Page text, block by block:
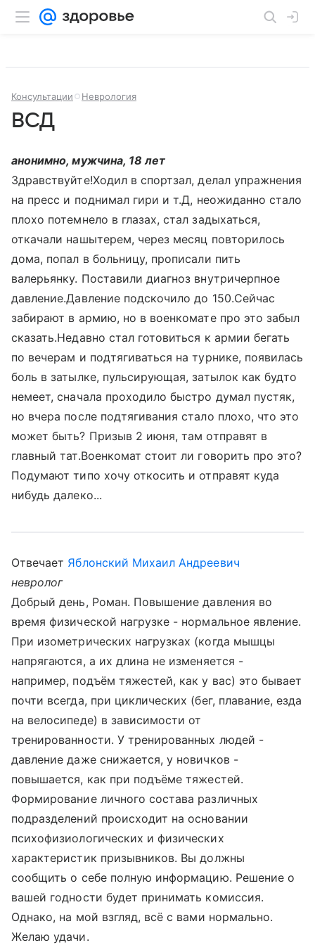
Консультации Неврология
ВСД
анонимно, мужчина, 18 лет
Здравствуйте!Ходил в спортзал, делал упражнения
на пресс и поднимал гири и т.Д, неожиданно стало
плохо потемнело в глазах, стал задыхаться,
откачали нашытерем, через месяц повторилось
дома, попал в больницу, прописали пить
валерьянку. Поставили диагноз внутричерпное
давление.Давление подскочило до 150.Сейчас
забирают в армию, но в военкомате про это забыл
сказать.Недавно стал готовиться к армии бегать
по вечерам и подтягиваться на турнике, появилась
боль в затылке, пульсирующая, затылок как будто
немеет, сначала проходило быстро думал пустяк,
но вчера после подтягивания стало плохо, что это
может быть? Призыв 2 июня, там отправят в
главный тат.Военкомат стоит ли говорить про это?
Подумают типо хочу откосить и отправят куда
нибудь далеко...
Отвечает Яблонский Михаил Андреевич
невролог
Добрый день, Роман. Повышение давления во
время физической нагрузке - нормальное явление.
При изометрических нагрузках (когда мышцы
напрягаются, а их длина не изменяется -
например, подъём тяжестей, как у вас) это бывает
почти всегда, при циклических (бег, плавание, езда
на велосипеде) в зависимости от
тренированности. У тренированных людей -
давление даже снижается, у новичков -
повышается, как при подъёме тяжестей.
Формирование личного состава различных
подразделений происходит на основании
психофизиологических и физических
характеристик призывников. Вы должны
сообщить о себе полную информацию. Решение о
вашей годности будет принимать комиссия.
Однако, на мой взгляд, всё с вами нормально.
Желаю удачи.